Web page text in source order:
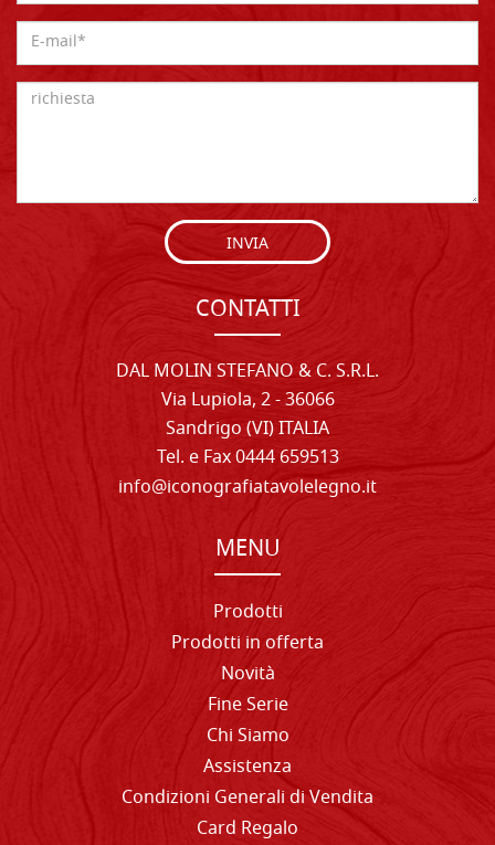
INVIA
CONTATTI
DAL MOLIN STEFANO & C. S.R.L.
Via Lupiola, 2 - 36066
Sandrigo (VI) ITALIA
Tel. e Fax 0444 659513
info@iconografiatavolelegno.it
MENU
Prodotti
Prodotti in offerta
Novità
Fine Serie
Chi Siamo
Assistenza
Condizioni Generali di Vendita
Card Regalo